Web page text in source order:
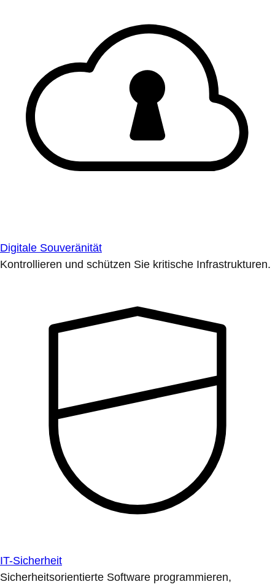
Digitale Souveränität
Kontrollieren und schützen Sie kritische Infrastrukturen.
IT-Sicherheit
Sicherheitsorientierte Software programmieren,